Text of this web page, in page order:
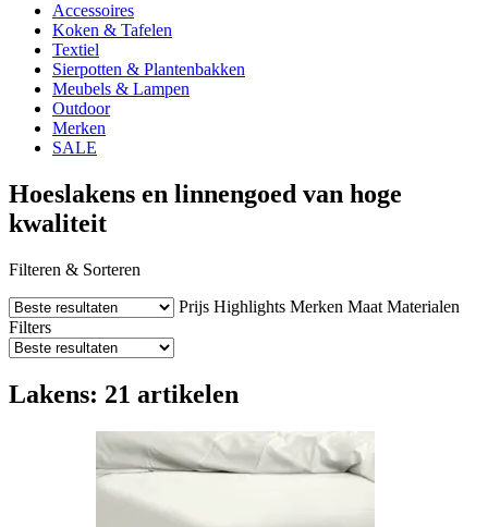
Accessoires
Koken & Tafelen
Textiel
Sierpotten & Plantenbakken
Meubels & Lampen
Outdoor
Merken
SALE
Hoeslakens en linnengoed van hoge
kwaliteit
Filteren & Sorteren
Prijs Highlights Merken Maat Materialen
Filters
Lakens: 21 artikelen